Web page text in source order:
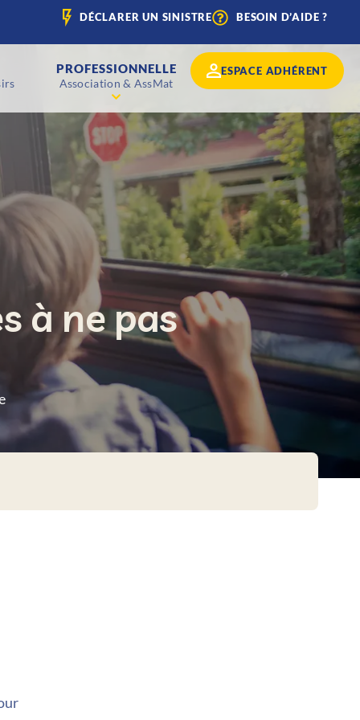
DÉCLARER UN SINISTRE BESOIN D’AIDE ?
PROFESSIONNELLE
Association & AssMat
ESPACE ADHÉRENT
à ne pas